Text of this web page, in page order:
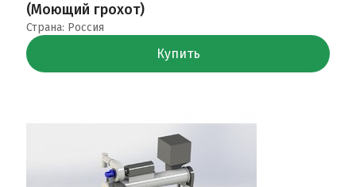
(Моющий грохот)
Страна: Россия
Купить